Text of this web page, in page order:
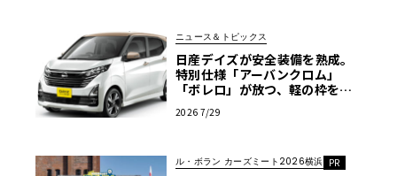
ニュース＆トピックス
日産デイズが安全装備を熟成。
特別仕様「アーバンクロム」
「ボレロ」が放つ、軽の枠を超
2026 7/29
ル・ボラン カーズミート2026横浜 PR